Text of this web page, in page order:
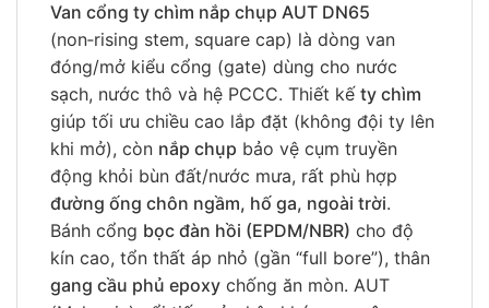
Van cổng ty chìm nắp chụp AUT DN65
(non‑rising stem, square cap) là dòng van
đóng/mở kiểu cổng (gate) dùng cho nước
sạch, nước thô và hệ PCCC. Thiết kế ty chìm
giúp tối ưu chiều cao lắp đặt (không đội ty lên
khi mở), còn nắp chụp bảo vệ cụm truyền
động khỏi bùn đất/nước mưa, rất phù hợp
đường ống chôn ngầm, hố ga, ngoài trời.
Bánh cổng bọc đàn hồi (EPDM/NBR) cho độ
kín cao, tổn thất áp nhỏ (gần “full bore”), thân
gang cầu phủ epoxy chống ăn mòn. AUT